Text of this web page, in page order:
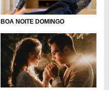
BOA NOITE DOMINGO